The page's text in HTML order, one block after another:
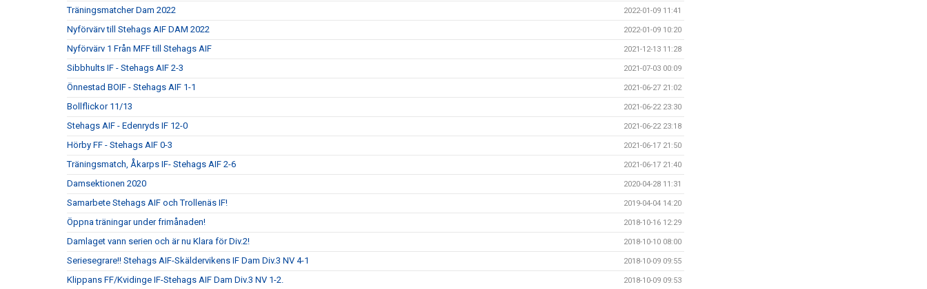
Träningsmatcher Dam 2022 2022-01-09 11:41
Nyförvärv till Stehags AIF DAM 2022 2022-01-09 10:20
Nyförvärv 1 Från MFF till Stehags AIF 2021-12-13 11:28
Sibbhults IF - Stehags AIF 2-3 2021-07-03 00:09
Önnestad BOIF - Stehags AIF 1-1 2021-06-27 21:02
Bollflickor 11/13 2021-06-22 23:30
Stehags AIF - Edenryds IF 12-0 2021-06-22 23:18
Hörby FF - Stehags AIF 0-3 2021-06-17 21:50
Träningsmatch, Åkarps IF- Stehags AIF 2-6 2021-06-17 21:40
Damsektionen 2020 2020-04-28 11:31
Samarbete Stehags AIF och Trollenäs IF! 2019-04-04 14:20
Öppna träningar under frimånaden! 2018-10-16 12:29
Damlaget vann serien och är nu Klara för Div.2! 2018-10-10 08:00
Seriesegrare!! Stehags AIF-Skäldervikens IF Dam Div.3 NV 4-1 2018-10-09 09:55
Klippans FF/Kvidinge IF-Stehags AIF Dam Div.3 NV 1-2. 2018-10-09 09:53